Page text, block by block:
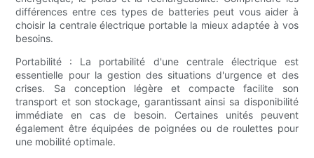
différences entre ces types de batteries peut vous aider à
choisir la centrale électrique portable la mieux adaptée à vos
besoins.
Portabilité : La portabilité d'une centrale électrique est
essentielle pour la gestion des situations d'urgence et des
crises. Sa conception légère et compacte facilite son
transport et son stockage, garantissant ainsi sa disponibilité
immédiate en cas de besoin. Certaines unités peuvent
également être équipées de poignées ou de roulettes pour
une mobilité optimale.